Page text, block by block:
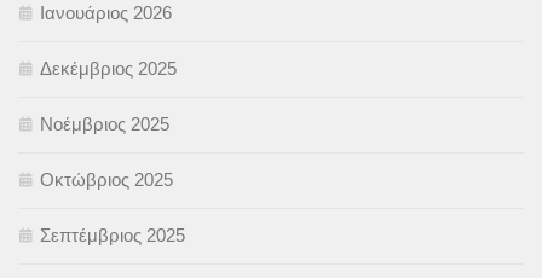
Ιανουάριος 2026
Δεκέμβριος 2025
Νοέμβριος 2025
Οκτώβριος 2025
Σεπτέμβριος 2025